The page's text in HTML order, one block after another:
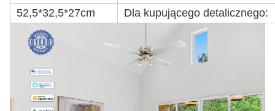
52,5*32,5*27cm Dla kupującego detalicznego: